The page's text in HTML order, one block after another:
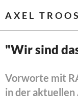
AXEL
Themen
"Wir sind
Vorworte mit
in der aktuellen